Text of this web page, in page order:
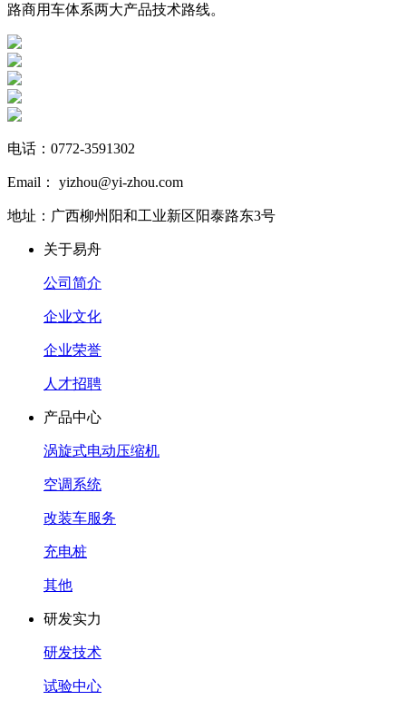
路商用车体系两大产品技术路线。
电话：0772-3591302
Email： yizhou@yi-zhou.com
地址：广西柳州阳和工业新区阳泰路东3号
关于易舟
公司简介
企业文化
企业荣誉
人才招聘
产品中心
涡旋式电动压缩机
空调系统
改装车服务
充电桩
其他
研发实力
研发技术
试验中心